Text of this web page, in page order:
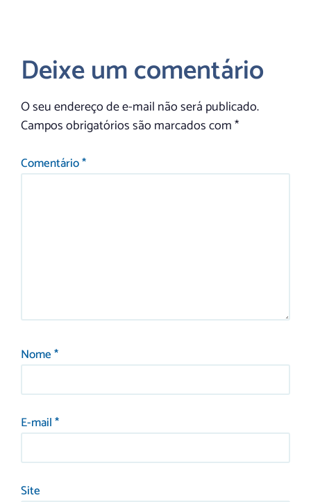
Deixe um comentário
O seu endereço de e-mail não será publicado.
Campos obrigatórios são marcados com*
Comentário*
Nome*
E-mail*
Site